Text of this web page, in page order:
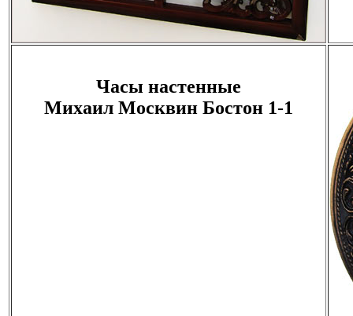
Часы настенные
Михаил Москвин Бостон 1-1